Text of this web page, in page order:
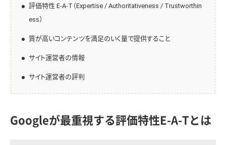
評価特性 E-A-T（Expertise / Authoritativeness / Trustworthin
ess）
質が高いコンテンツを満足のいく量で提供すること
サイト運営者の情報
サイト運営者の評判
Googleが最重視する評価特性E-A-Tとは